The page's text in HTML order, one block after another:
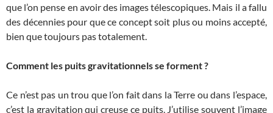
que l’on pense en avoir des images télescopiques. Mais il a fallu
des décennies pour que ce concept soit plus ou moins accepté,
bien que toujours pas totalement.
Comment les puits gravitationnels se forment ?
Ce n’est pas un trou que l’on fait dans la Terre ou dans l’espace,
c’est la gravitation qui creuse ce puits. J’utilise souvent l’image